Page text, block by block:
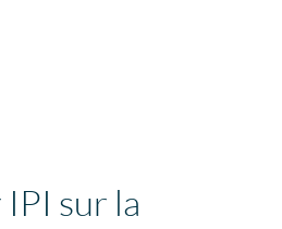
sur la